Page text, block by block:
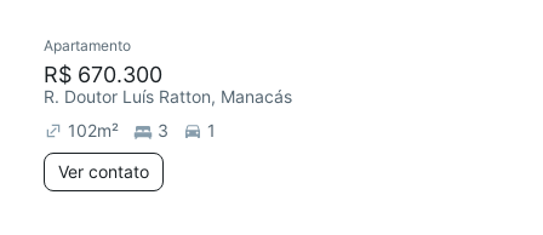
Redecorar
Apartamento
R$ 670.300
R. Doutor Luís Ratton, Manacás
102m² 3
1
Ver contato